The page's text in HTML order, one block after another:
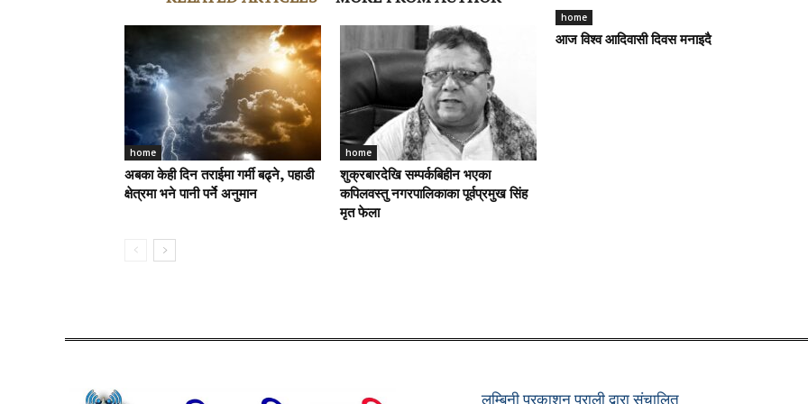
home
अबका केही दिन तराईमा गर्मी बढ्ने, पहाडी
क्षेत्रमा भने पानी पर्ने अनुमान
home
शुक्रबारदेखि सम्पर्कबिहीन भएका
कपिलवस्तु नगरपालिकाका पूर्वप्रमुख सिंह
मृत फेला
home
आज विश्व आदिवासी दिवस मनाइदै
लुम्बिनी प्रकाशन प्राली द्वारा संचालित